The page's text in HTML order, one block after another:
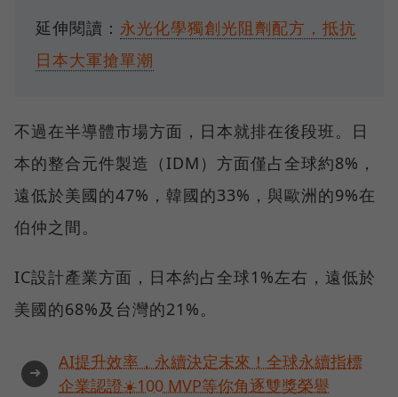
延伸閱讀： 永光化學獨創光阻劑配方，抵抗
日本大軍搶單潮
不過在半導體市場方面，日本就排在後段班。日
本的整合元件製造（IDM）方面僅占全球約8%，
遠低於美國的47%，韓國的33%，與歐洲的9%在
伯仲之間。
IC設計產業方面，日本約占全球1%左右，遠低於
美國的68%及台灣的21%。
➜
AI提升效率，永續決定未來！全球永續指標
企業認證☀️100 MVP等你角逐雙獎榮譽